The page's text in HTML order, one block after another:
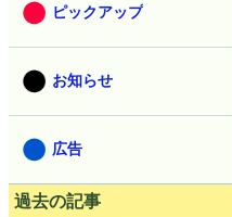
ピックアップ
お知らせ
広告
過去の記事